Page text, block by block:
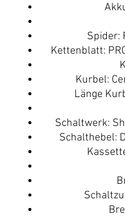
Spider:
Kettenblatt:
Kurbel:
Länge
Schaltwerk:
Schalthebel: